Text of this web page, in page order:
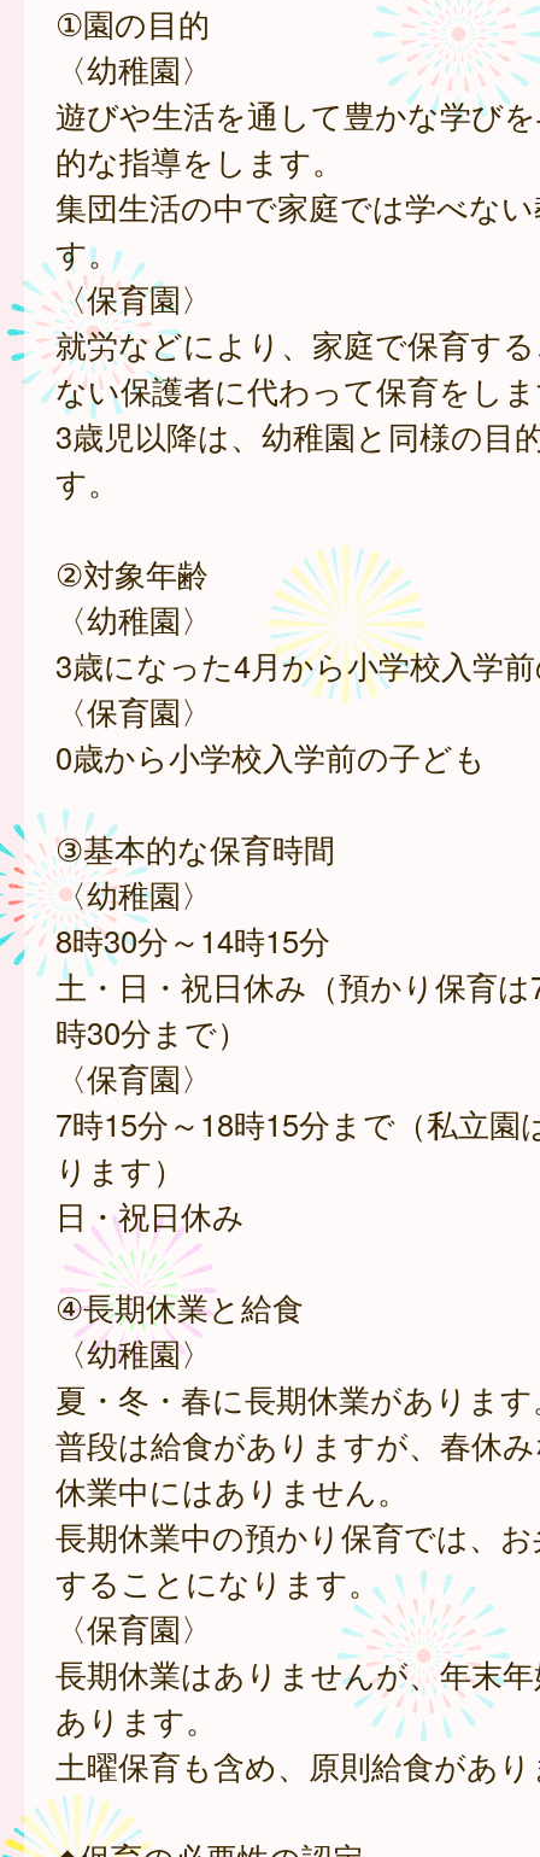
①園の目的
〈幼稚園〉
遊びや生活を通して豊かな学び
的な指導をします。
集団生活の中で家庭では学べな
す。
〈保育園〉
就労などにより、家庭で保育す
ない保護者に代わって保育をし
3歳児以降は、幼稚園と同様の目
す。
②対象年齢
〈幼稚園〉
3歳になった4月から小学校入学
〈保育園〉
0歳から小学校入学前の子ども
③基本的な保育時間
〈幼稚園〉
8時30分～14時15分
土・日・祝日休み（預かり保育は
時30分まで）
〈保育園〉
7時15分～18時15分まで（私立園
ります）
日・祝日休み
④長期休業と給食
〈幼稚園〉
夏・冬・春に長期休業がありま
普段は給食がありますが、春休
休業中にはありません。
長期休業中の預かり保育では、
することになります。
〈保育園〉
長期休業はありませんが、年末
あります。
土曜保育も含め、原則給食があ